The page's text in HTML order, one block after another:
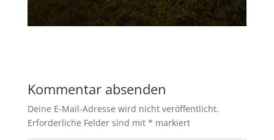
Kommentar absenden
Deine E-Mail-Adresse wird nicht veröffentlicht.
Erforderliche Felder sind mit * markiert